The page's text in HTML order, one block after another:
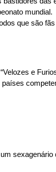
mundial.
que são
e